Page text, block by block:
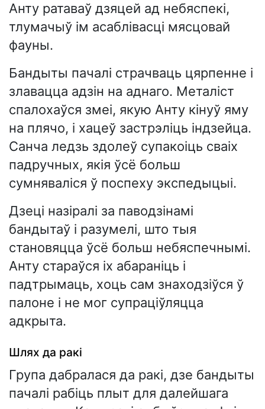
Анту ратаваў дзяцей ад небяспекі,
тлумачыў ім асаблівасці мясцовай
фауны.
Бандыты пачалі страчваць цярпенне і
злавацца адзін на аднаго. Металіст
спалохаўся змеі, якую Анту кінуў яму
на плячо, і хацеў застрэліць індзейца.
Санча ледзь здолеў супакоіць сваіх
падручных, якія ўсё больш
сумняваліся ў поспеху экспедыцыі.
Дзеці назіралі за паводзінамі
бандытаў і разумелі, што тыя
становяцца ўсё больш небяспечнымі.
Анту стараўся іх абараніць і
падтрымаць, хоць сам знаходзіўся ў
палоне і не мог супраціўляцца
адкрыта.
Шлях да ракі
Група дабралася да ракі, дзе бандыты
пачалі рабіць плыт для далейшага